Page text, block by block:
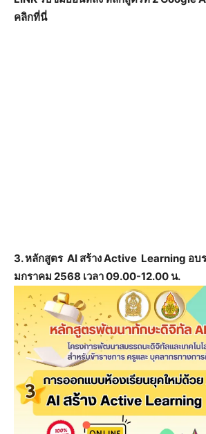
คลิกที่นี่
3. หลักสูตร AI สร้าง Active Learning อบ
มกราคม 2568 เวลา 09.00-12.00 น.